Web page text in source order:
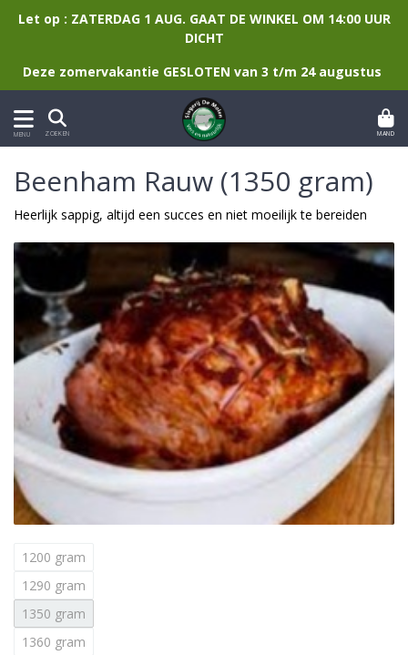
Let op : ZATERDAG 1 AUG. GAAT DE WINKEL OM 14:00 UUR
DICHT
Deze zomervakantie GESLOTEN van 3 t/m 24 augustus
MENU ZOEKEN MAND
Beenham Rauw (1350 gram)
Heerlijk sappig, altijd een succes en niet moeilijk te bereiden
1200 gram
1290 gram
1350 gram
1360 gram